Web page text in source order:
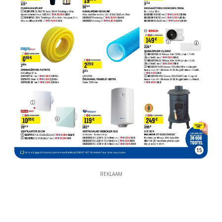
15
REKLAAM